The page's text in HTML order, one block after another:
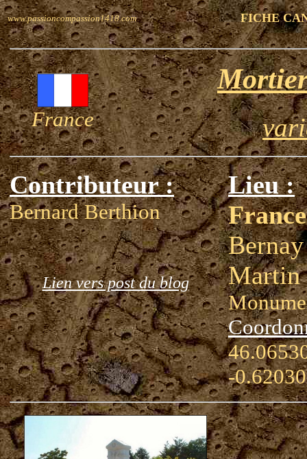
www.passioncompassion1418.com FICHE
France
Contributeur :
Bernard Berthion
Lien vers post du blog
Lieu :
France
Martin
-0.62030